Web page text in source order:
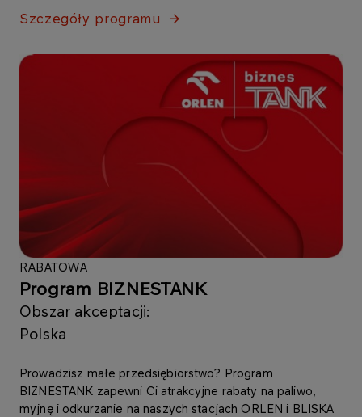
Szczegóły programu
RABATOWA
Program BIZNESTANK
Obszar akceptacji:
Polska
Prowadzisz małe przedsiębiorstwo? Program
BIZNESTANK zapewni Ci atrakcyjne rabaty na paliwo,
myjnę i odkurzanie na naszych stacjach ORLEN i BLISKA